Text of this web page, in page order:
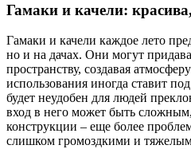
Гамаки и качели:
Гамаки и качели каждое лето
но и на дачах. Они могут
пространству, создавая
использования иногда ставит
будет неудобен для людей
вход в него может быть
конструкции – еще более
слишком громоздкими и